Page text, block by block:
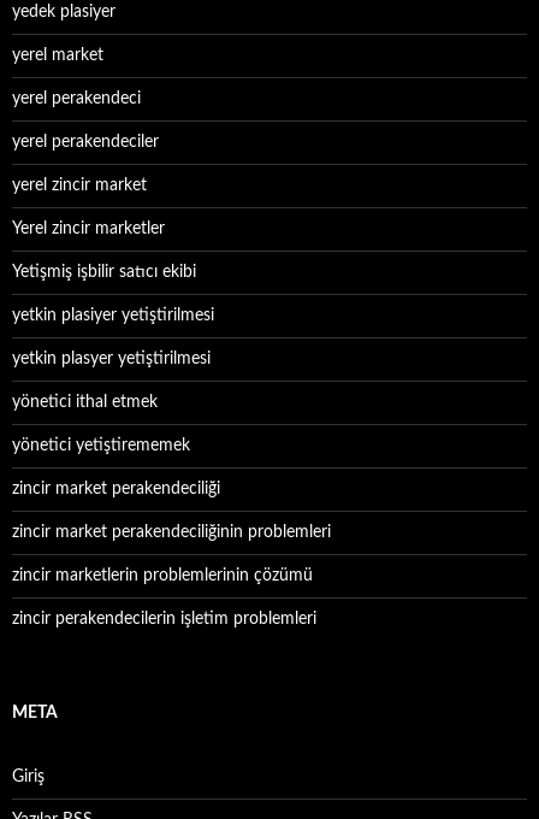
yedek plasiyer
yerel market
yerel perakendeci
yerel perakendeciler
yerel zincir market
Yerel zincir marketler
Yetişmiş işbilir satıcı ekibi
yetkin plasiyer yetiştirilmesi
yetkin plasyer yetiştirilmesi
yönetici ithal etmek
yönetici yetiştirememek
zincir market perakendeciliği
zincir market perakendeciliğinin problemleri
zincir marketlerin problemlerinin çözümü
zincir perakendecilerin işletim problemleri
META
Giriş